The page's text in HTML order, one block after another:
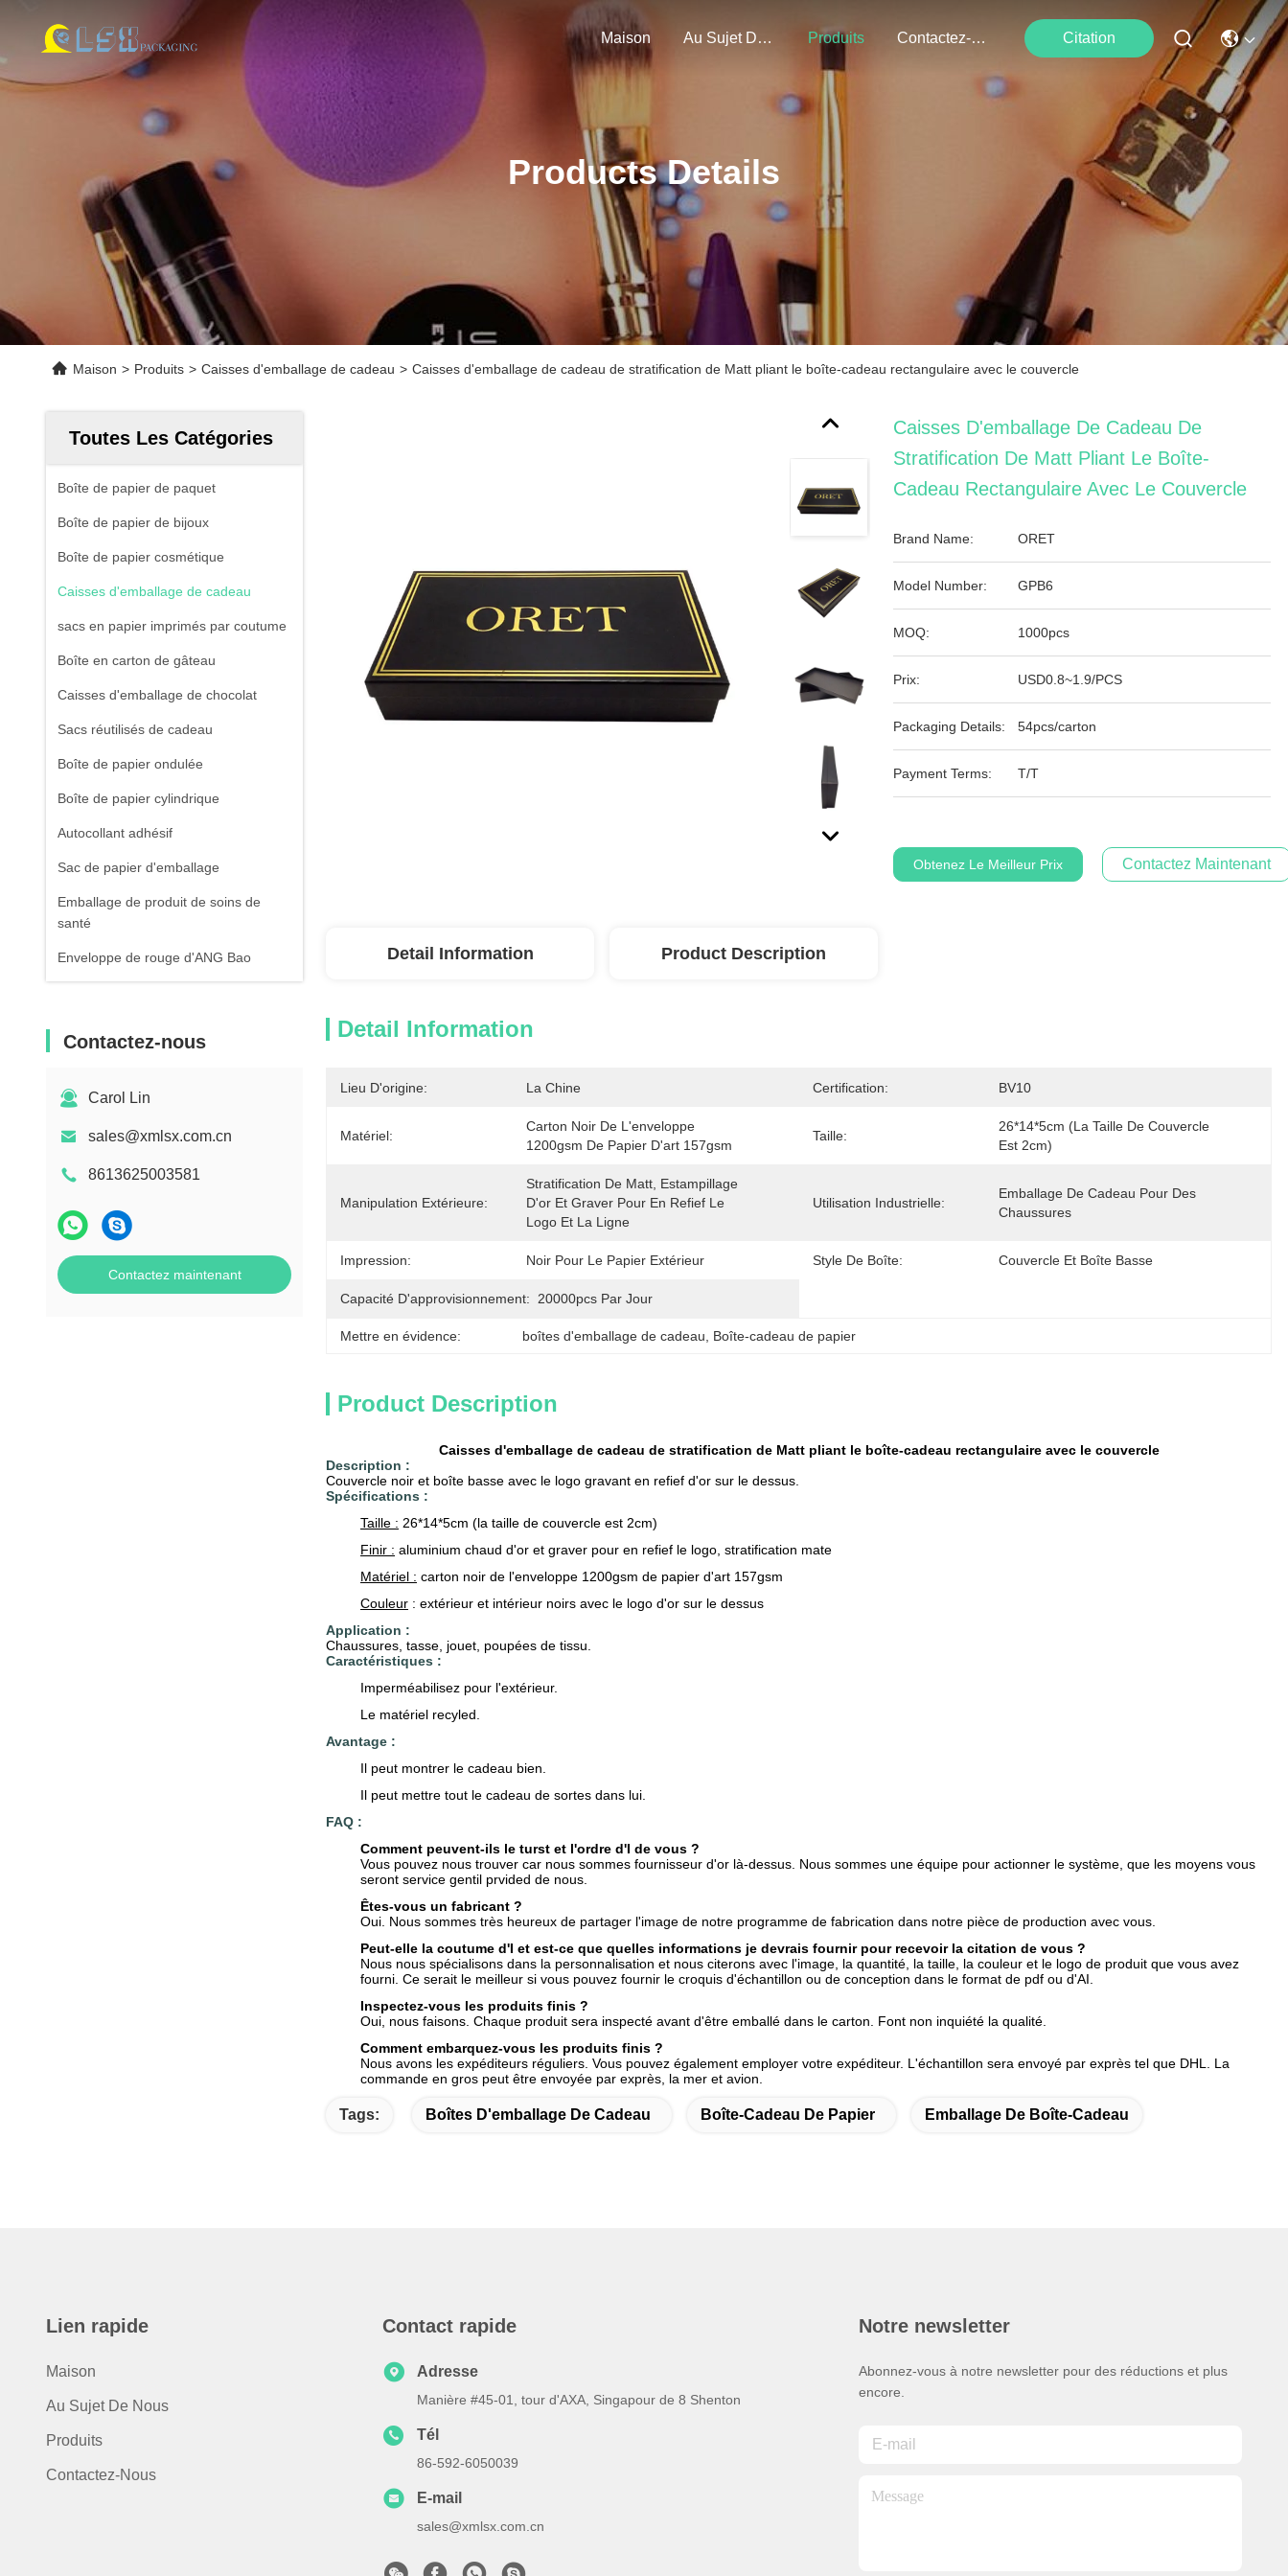
Maison Au Sujet De Nous Produits Contactez-Nous Citation
Products Details
Maison > Produits > Caisses d'emballage de cadeau > Caisses d'emballage de cadeau de stratification de Matt pliant le boîte-cadeau rectangulaire avec le couvercle
Toutes Les Catégories
Boîte de papier de paquet
Boîte de papier de bijoux
Boîte de papier cosmétique
Caisses d'emballage de cadeau
sacs en papier imprimés par coutume
Boîte en carton de gâteau
Caisses d'emballage de chocolat
Sacs réutilisés de cadeau
Boîte de papier ondulée
Boîte de papier cylindrique
Autocollant adhésif
Sac de papier d'emballage
Emballage de produit de soins de
santé
Enveloppe de rouge d'ANG Bao
Contactez-nous
Carol Lin
sales@xmlsx.com.cn
8613625003581
Contactez maintenant
Caisses D'emballage De Cadeau De
Stratification De Matt Pliant Le Boîte-
Cadeau Rectangulaire Avec Le Couvercle
Brand Name: ORET
Model Number: GPB6
MOQ: 1000pcs
Prix: USD0.8~1.9/PCS
Packaging Details: 54pcs/carton
Payment Terms: T/T
Obtenez Le Meilleur Prix Contactez Maintenant
Detail Information Product Description
Detail Information
Lieu D'origine: La Chine Certification: BV10
Matériel:
Carton Noir De L'enveloppe
1200gsm De Papier D'art 157gsm
Taille:
26*14*5cm (la Taille De Couvercle
Est 2cm)
Manipulation Extérieure:
Stratification De Matt, Estampillage
D'or Et Graver Pour En Refief Le
Logo Et La Ligne
Utilisation Industrielle:
Emballage De Cadeau Pour Des
Chaussures
Impression: Noir Pour Le Papier Extérieur Style De Boîte: Couvercle Et Boîte Basse
Capacité D'approvisionnement: 20000pcs Par Jour
Mettre en évidence: boîtes d'emballage de cadeau Boîte-cadeau de papier
Product Description
Caisses d'emballage de cadeau de stratification de Matt pliant le boîte-cadeau rectangulaire avec le couvercle
Description :
Couvercle noir et boîte basse avec le logo gravant en refief d'or sur le dessus.
Spécifications :
Taille : 26*14*5cm (la taille de couvercle est 2cm)
Finir : aluminium chaud d'or et graver pour en refief le logo, stratification mate
Matériel : carton noir de l'enveloppe 1200gsm de papier d'art 157gsm
Couleur : extérieur et intérieur noirs avec le logo d'or sur le dessus
Application :
Chaussures, tasse, jouet, poupées de tissu.
Caractéristiques :
Imperméabilisez pour l'extérieur.
Le matériel recyled.
Avantage :
Il peut montrer le cadeau bien.
Il peut mettre tout le cadeau de sortes dans lui.
FAQ :
Comment peuvent-ils le turst et l'ordre d'I de vous ?
Vous pouvez nous trouver car nous sommes fournisseur d'or là-dessus. Nous sommes une équipe pour actionner le système, que les moyens vous
seront service gentil prvided de nous.
Êtes-vous un fabricant ?
Oui. Nous sommes très heureux de partager l'image de notre programme de fabrication dans notre pièce de production avec vous.
Peut-elle la coutume d'I et est-ce que quelles informations je devrais fournir pour recevoir la citation de vous ?
Nous nous spécialisons dans la personnalisation et nous citerons avec l'image, la quantité, la taille, la couleur et le logo de produit que vous avez
fourni. Ce serait le meilleur si vous pouvez fournir le croquis d'échantillon ou de conception dans le format de pdf ou d'AI.
Inspectez-vous les produits finis ?
Oui, nous faisons. Chaque produit sera inspecté avant d'être emballé dans le carton. Font non inquiété la qualité.
Comment embarquez-vous les produits finis ?
Nous avons les expéditeurs réguliers. Vous pouvez également employer votre expéditeur. L'échantillon sera envoyé par exprès tel que DHL. La
commande en gros peut être envoyée par exprès, la mer et avion.
Tags: Boîtes D'emballage De Cadeau Boîte-Cadeau De Papier Emballage De Boîte-Cadeau
Lien rapide
Maison
Au Sujet De Nous
Produits
Contactez-Nous
Contact rapide
Adresse
Manière #45-01, tour d'AXA, Singapour de 8 Shenton
Tél
86-592-6050039
E-mail
sales@xmlsx.com.cn
Notre newsletter
Abonnez-vous à notre newsletter pour des réductions et plus
encore.